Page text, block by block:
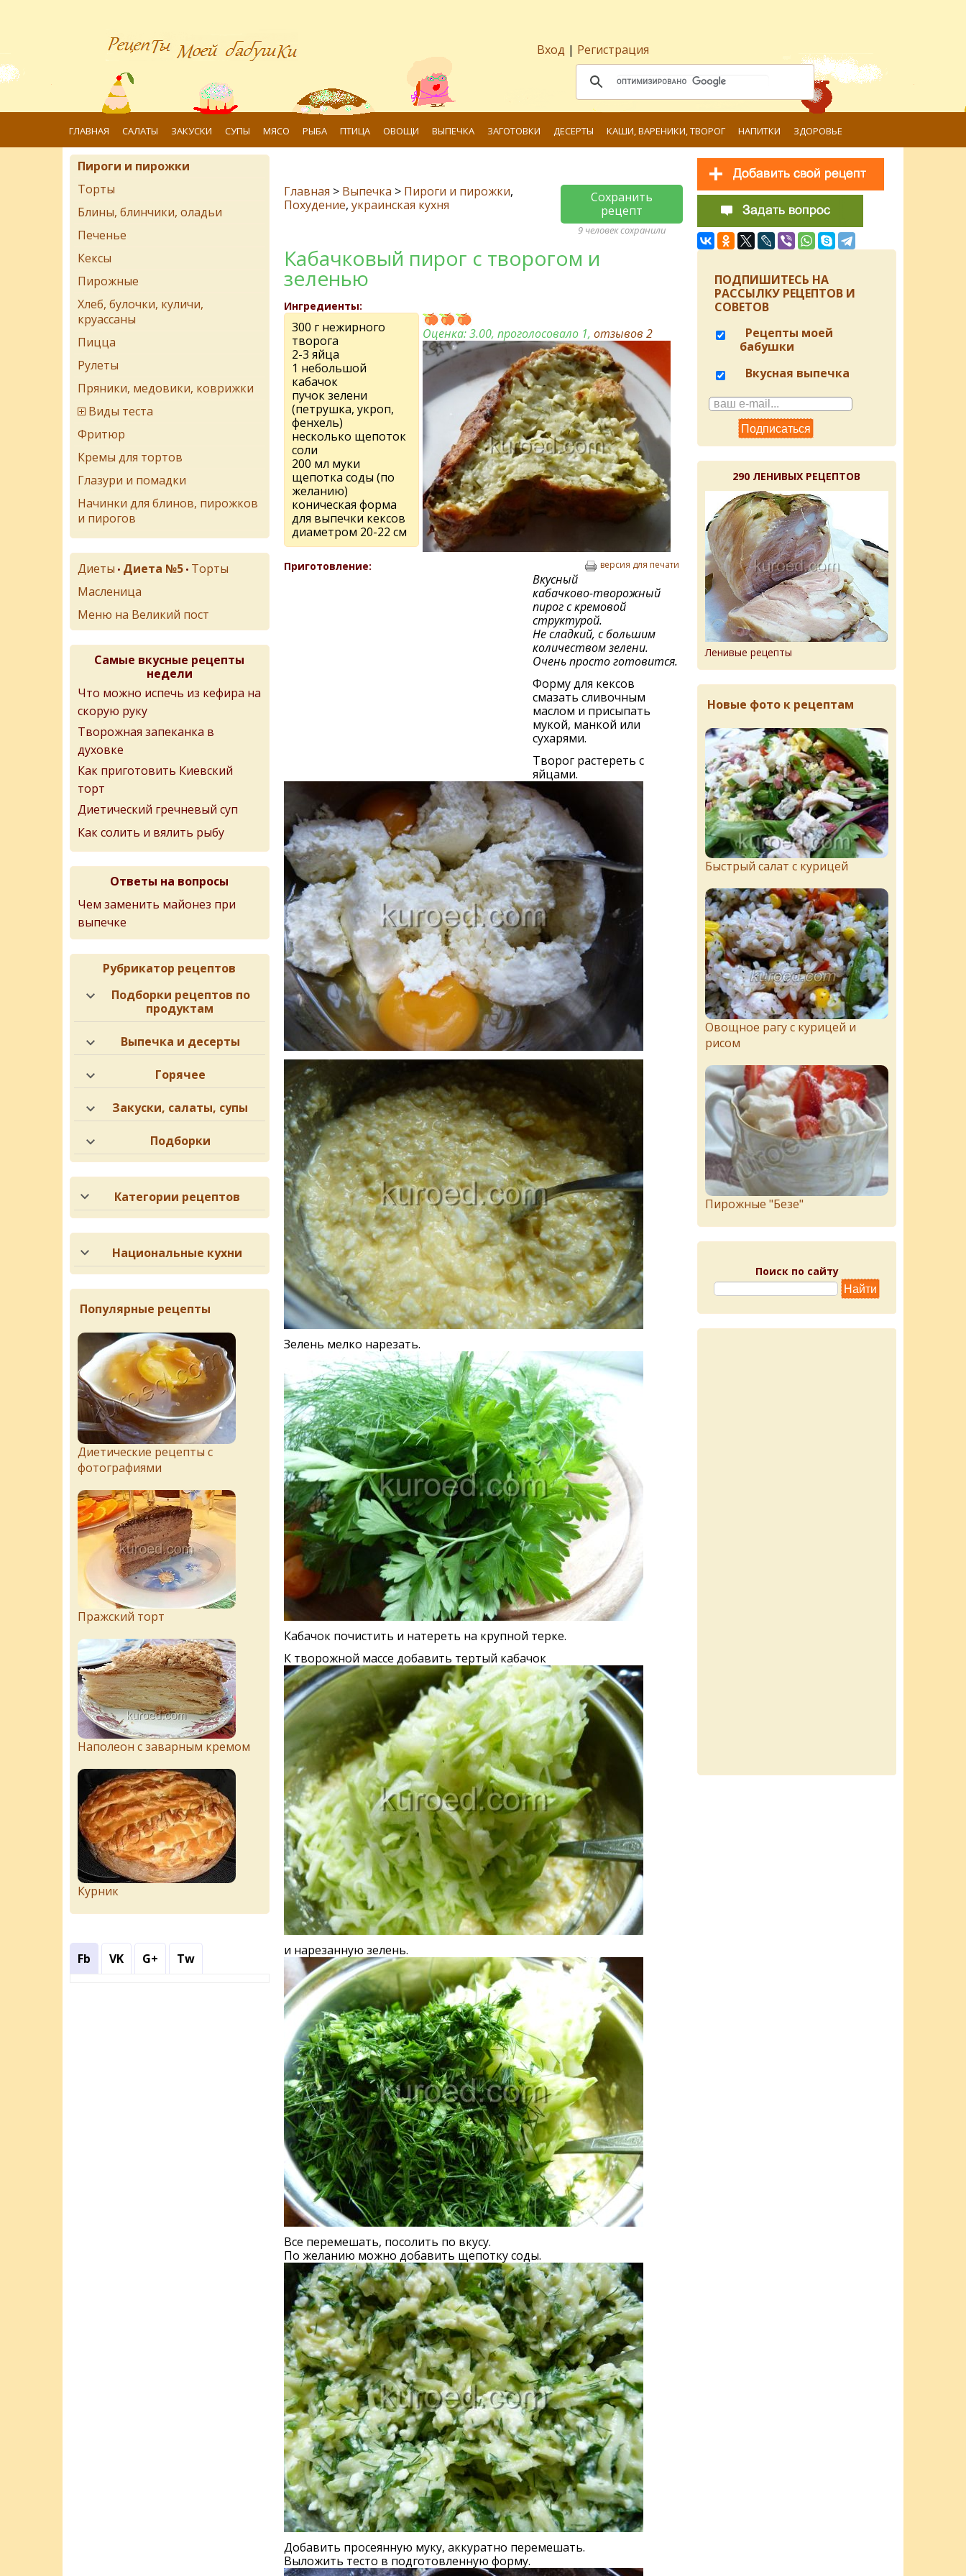
Вход | Регистрация
ГЛАВНАЯ САЛАТЫ ЗАКУСКИ СУПЫ МЯСО РЫБА ПТИЦА ОВОЩИ ВЫПЕЧКА ЗАГОТОВКИ ДЕСЕРТЫ КАШИ, ВАРЕНИКИ, ТВОРОГ НАПИТКИ ЗДОРОВЬЕ
Главная > Выпечка > Пироги и пирожки,
Похудение, украинская кухня
Сохранить
рецепт
9 человек сохранили
Кабачковый пирог с творогом и
зеленью
Ингредиенты:
300 г нежирного
творога
2-3 яйца
1 небольшой
кабачок
пучок зелени
(петрушка, укроп,
фенхель)
несколько щепоток
соли
200 мл муки
щепотка соды (по
желанию)
коническая форма
для выпечки кексов
диаметром 20-22 см
Оценка:3.00, проголосовало 1,отзывов2
Приготовление: версия для печати
Вкусный
кабачково-творожный
пирог с кремовой
структурой.
Не сладкий, с большим
количеством зелени.
Очень просто готовится.
Форму для кексов
смазать сливочным
маслом и присыпать
мукой, манкой или
сухарями.
Творог растереть с
яйцами.
Зелень мелко нарезать.
Кабачок почистить и натереть на крупной терке.
К творожной массе добавить тертый кабачок
и нарезанную зелень.
Все перемешать, посолить по вкусу.
По желанию можно добавить щепотку соды.
Добавить просеянную муку, аккуратно перемешать.
Выложить тесто в подготовленную форму.
Пироги и пирожки
Торты
Блины, блинчики, оладьи
Печенье
Кексы
Пирожные
Хлеб, булочки, куличи,
круассаны
Пицца
Рулеты
Пряники, медовики, коврижки
Виды теста
Фритюр
Кремы для тортов
Глазури и помадки
Начинки для блинов, пирожков
и пирогов
Диеты • Диета №5 • Торты
Масленица
Меню на Великий пост
Самые вкусные рецепты
недели
Что можно испечь из кефира на
скорую руку
Творожная запеканка в
духовке
Как приготовить Киевский
торт
Диетический гречневый суп
Как солить и вялить рыбу
Ответы на вопросы
Чем заменить майонез при
выпечке
Рубрикатор рецептов
Подборки рецептов по
продуктам
Выпечка и десерты
Горячее
Закуски, салаты, супы
Подборки
Категории рецептов
Национальные кухни
Популярные рецепты
Диетические рецепты с
фотографиями
Пражский торт
Наполеон с заварным кремом
Курник
Fb VK G+ Tw
ПОДПИШИТЕСЬ НА
РАССЫЛКУ РЕЦЕПТОВ И
СОВЕТОВ
Рецепты моей
бабушки
Вкусная выпечка
290 ЛЕНИВЫХ РЕЦЕПТОВ
Ленивые рецепты
Новые фото к рецептам
Быстрый салат с курицей
Овощное рагу с курицей и
рисом
Пирожныe "Бeзe"
Поиск по сайту